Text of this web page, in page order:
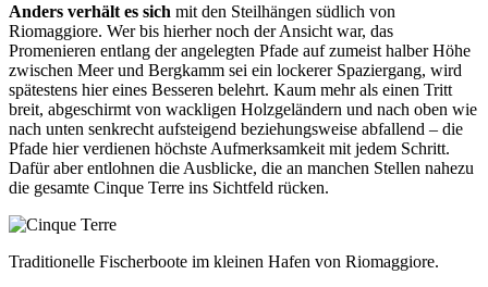
Anders verhält es sich mit den Steilhängen südlich von
Riomaggiore. Wer bis hierher noch der Ansicht war, das
Promenieren entlang der angelegten Pfade auf zumeist halber Höhe
zwischen Meer und Bergkamm sei ein lockerer Spaziergang, wird
spätestens hier eines Besseren belehrt. Kaum mehr als einen Tritt
breit, abgeschirmt von wackligen Holzgeländern und nach oben wie
nach unten senkrecht aufsteigend beziehungsweise abfallend – die
Pfade hier verdienen höchste Aufmerksamkeit mit jedem Schritt.
Dafür aber entlohnen die Ausblicke, die an manchen Stellen nahezu
die gesamte Cinque Terre ins Sichtfeld rücken.
Traditionelle Fischerboote im kleinen Hafen von Riomaggiore.